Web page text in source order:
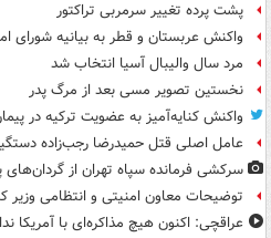
پشت پرده تغییر سرمربی تراکتور
واکنش عربستان و قطر به بیانیه شورای
مرد سال والیبال آسیا انتخاب شد
نخستین تصویر مسی بعد از مرگ پدر
واکنش کنایه‌آمیز به عضویت ترکیه در
عامل اصلی قتل حمیدرضا رجب‌زاده
سرکشی فرمانده سپاه تهران از گردان‌های
توضیحات معاون امنیتی و انتظامی وزیر
عراقچی: اکنون هیچ مذاکره‌ای با آمریکا